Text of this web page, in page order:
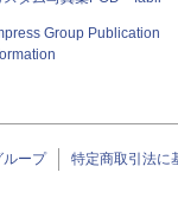
Group Publication
ループ 特定商取引法に